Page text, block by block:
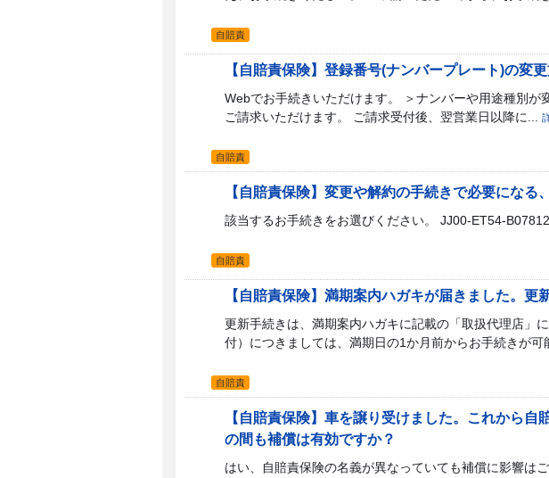
自賠責
【自賠責保険】登録番号(ナンバープレート)の変
Webでお手続きいただけます。 ＞ナンバーや用途種別
ご請求いただけます。 ご請求受付後、翌営業日以降に...
自賠責
【自賠責保険】変更や解約の手続きで必要になる
該当するお手続きをお選びください。 JJ00-ET54-
自賠責
【自賠責保険】満期案内ハガキが届きました。
更新手続きは、満期案内ハガキに記載の「取扱代理店」
付）につきましては、満期日の1か月前からお手続きが可
自賠責
【自賠責保険】車を譲り受けました。これから
の間も補償は有効ですか？
はい、自賠責保険の名義が異なっていても補償に影響は